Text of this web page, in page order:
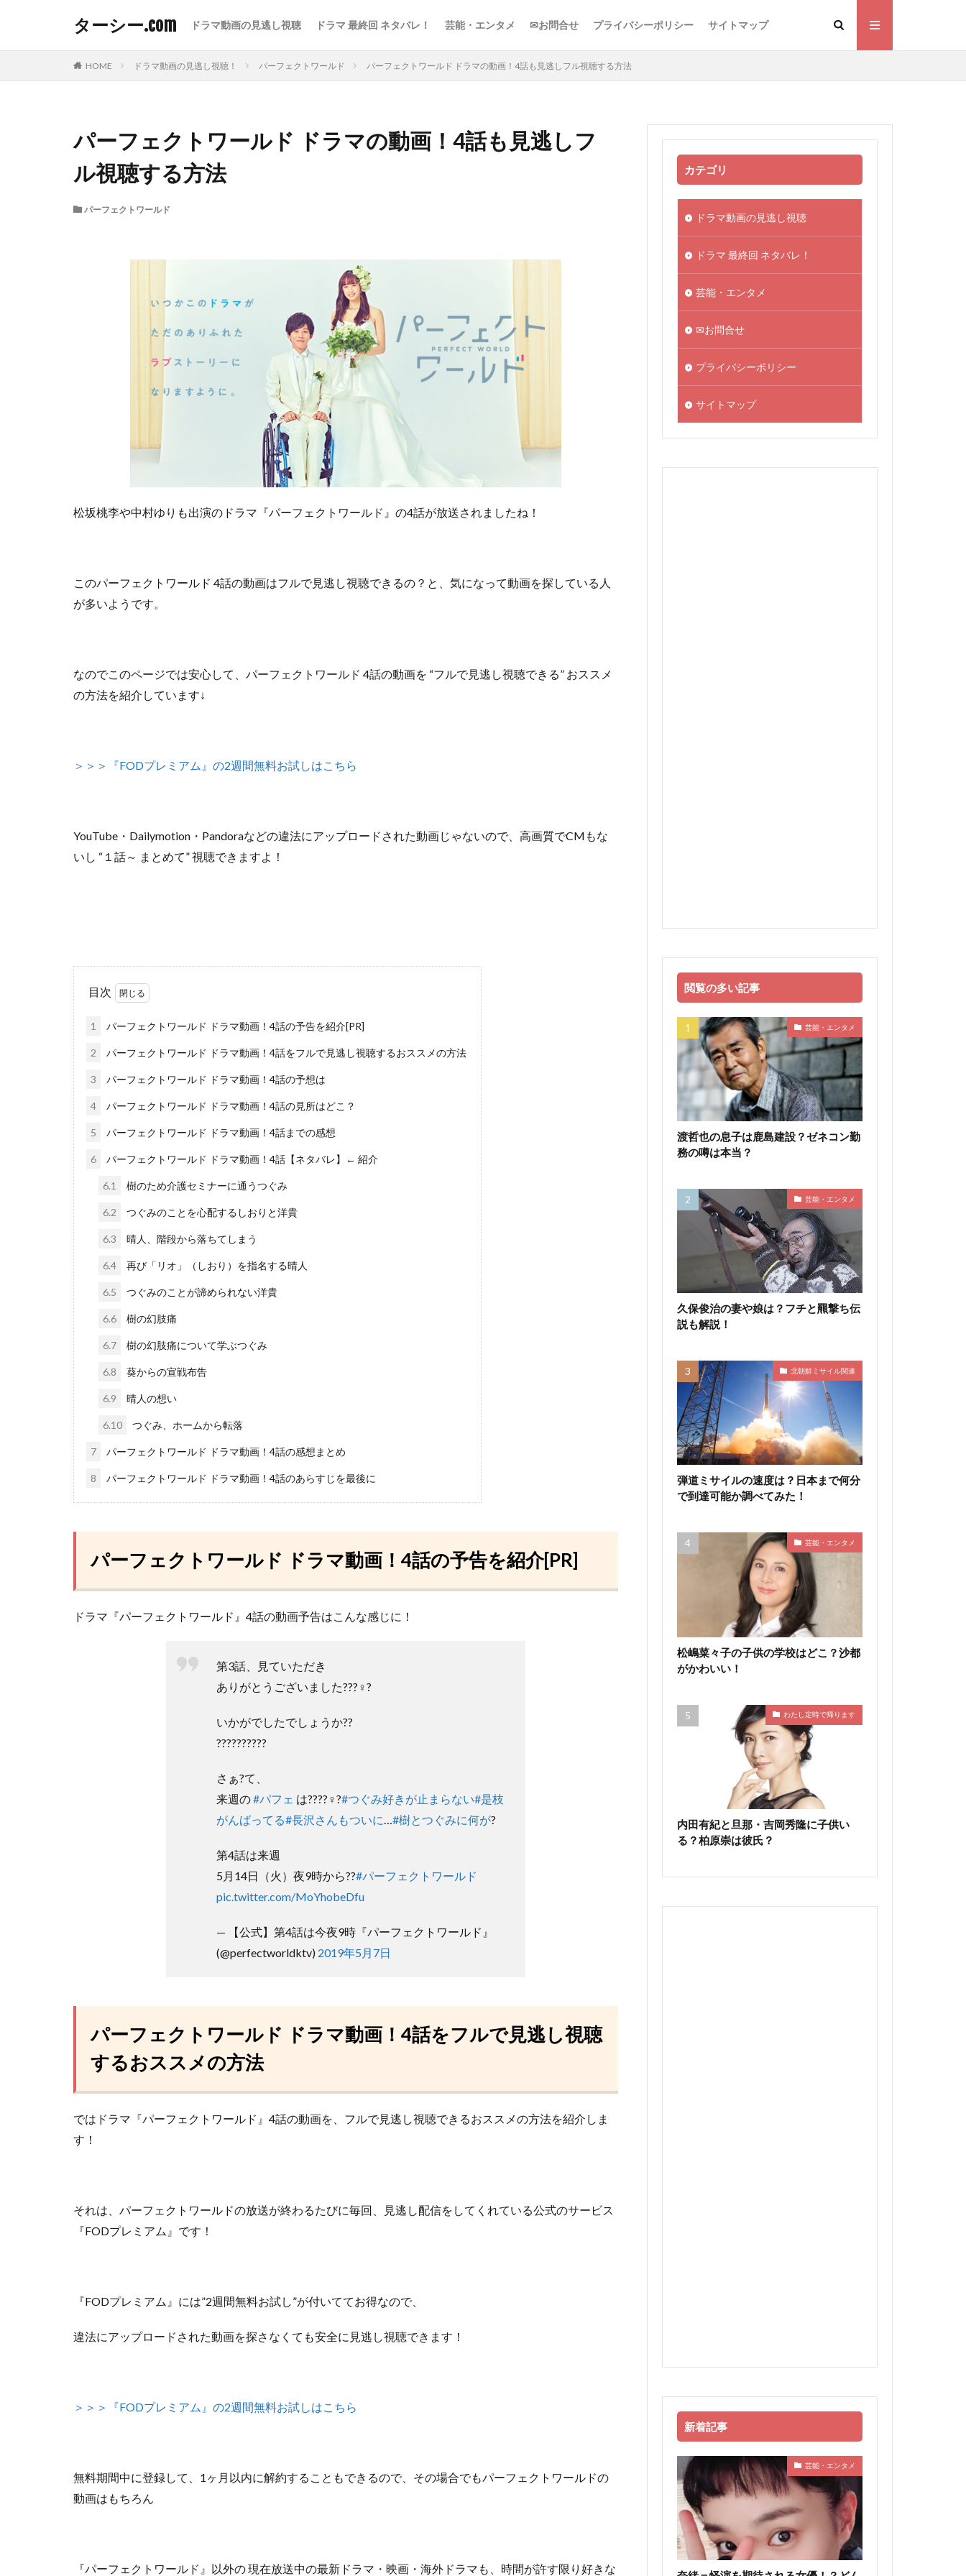
ターシー.com ドラマ動画の見逃し視聴 ドラマ 最終回 ネタバレ！ 芸能・エンタメ ✉お問合せ プライバシーポリシー サイトマップ
HOME ドラマ動画の見逃し視聴！ パーフェクトワールド パーフェクトワールド ドラマの動画！4話も見逃しフル視聴する方法
パーフェクトワールド ドラマの動画！4話も見逃しフ
ル視聴する方法
パーフェクトワールド
松坂桃李や中村ゆりも出演のドラマ『パーフェクトワールド』の4話が放送されましたね！
このパーフェクトワールド 4話の動画はフルで見逃し視聴できるの？ と、気になって動画を探している人
が多いようです。
なのでこのページでは安心して、 パーフェクトワールド 4話の動画を “フルで見逃し視聴できる” おススメ
の方法を紹介しています↓
＞＞＞『FODプレミアム』の2週間無料お試しはこちら
YouTube・Dailymotion・Pandoraなどの違法にアップロードされた動画じゃないので、高画質でCMもな
いし “１話～ まとめて”視聴できますよ！
目次
1 パーフェクトワールド ドラマ動画！4話の予告を紹介[PR]
2 パーフェクトワールド ドラマ動画！4話をフルで見逃し視聴するおススメの方法
3 パーフェクトワールド ドラマ動画！4話の予想は
4 パーフェクトワールド ドラマ動画！4話の見所はどこ？
5 パーフェクトワールド ドラマ動画！4話までの感想
6 パーフェクトワールド ドラマ動画！4話【ネタバレ】← 紹介
6.1 樹のため介護セミナーに通うつぐみ
6.2 つぐみのことを心配するしおりと洋貴
6.3 晴人、階段から落ちてしまう
6.4 再び「リオ」（しおり）を指名する晴人
6.5 つぐみのことが諦められない洋貴
6.6 樹の幻肢痛
6.7 樹の幻肢痛について学ぶつぐみ
6.8 葵からの宣戦布告
6.9 晴人の想い
6.10 つぐみ、ホームから転落
7 パーフェクトワールド ドラマ動画！4話の感想まとめ
8 パーフェクトワールド ドラマ動画！4話のあらすじを最後に
パーフェクトワールド ドラマ動画！4話の予告を紹介[PR]
ドラマ『パーフェクトワールド』4話の動画予告はこんな感じに！
第3話、見ていただき
ありがとうございました???♀?
いかがでしたでしょうか??
??????????
さぁ?て、
来週の#パフェ は????♀?#つぐみ好きが止まらない#是枝
がんばってる#長沢さんもついに…#樹とつぐみに何が?
第4話は来週
5月14日（火）夜9時から??#パーフェクトワールド
pic.twitter.com/MoYhobeDfu
— 【公式】第4話は今夜9時『パーフェクトワールド』
(@perfectworldktv) 2019年5月7日
パーフェクトワールド ドラマ動画！4話をフルで見逃し視聴
するおススメの方法
ではドラマ『パーフェクトワールド』4話の動画を、フルで見逃し視聴できるおススメの方法を紹介しま
す！
それは、パーフェクトワールドの放送が終わるたびに毎回、見逃し配信をしてくれている公式のサービス
『FODプレミアム』 です！
『FODプレミアム』には”2週間無料お試し”が付いててお得なので、
違法にアップロードされた動画を探さなくても安全に見逃し視聴できます！
＞＞＞『FODプレミアム』の2週間無料お試しはこちら
無料期間中に登録して、1ヶ月以内に解約することもできるので、 その場合でもパーフェクトワールドの
動画はもちろん
『パーフェクトワールド』以外の現在放送中の最新ドラマ・映画・海外ドラマも、 時間が許す限り好きな
カテゴリ
ドラマ動画の見逃し視聴
ドラマ 最終回 ネタバレ！
芸能・エンタメ
✉お問合せ
プライバシーポリシー
サイトマップ
閲覧の多い記事
芸能・エンタメ
渡哲也の息子は鹿島建設？ゼネコン勤
務の噂は本当？
芸能・エンタメ
久保俊治の妻や娘は？フチと羆撃ち伝
説も解説！
北朝鮮ミサイル関連
弾道ミサイルの速度は？日本まで何分
で到達可能か調べてみた！
芸能・エンタメ
松嶋菜々子の子供の学校はどこ？沙都
がかわいい！
わたし定時で帰ります
内田有紀と旦那・吉岡秀隆に子供い
る？柏原崇は彼氏？
新着記事
芸能・エンタメ